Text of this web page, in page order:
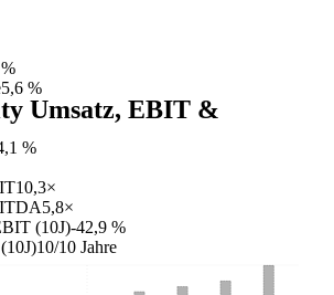
5,6 %
%
10,3×
5,8×
(10J)-42,9 %
10/10 Jahre
Umsatz, EBIT &